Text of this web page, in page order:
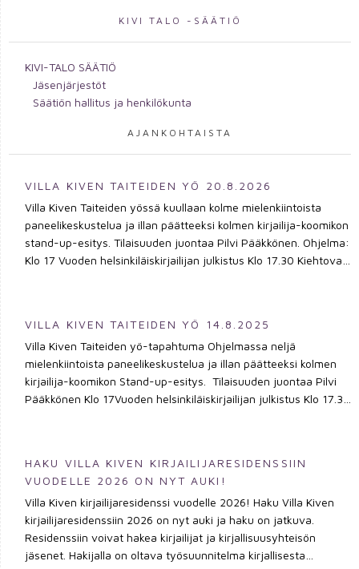
KIVI TALO -SÄÄTIÖ
KIVI-TALO SÄÄTIÖ
Jäsenjärjestöt
Säätiön hallitus ja henkilökunta
AJANKOHTAISTA
VILLA KIVEN TAITEIDEN YÖ 20.8.2026
Villa Kiven Taiteiden yössä kuullaan kolme mielenkiintoista
paneelikeskustelua ja illan päätteeksi kolmen kirjailija-koomikon
stand-up-esitys. Tilaisuuden juontaa Pilvi Pääkkönen. Ohjelma:
Klo 17 Vuoden helsinkiläiskirjailijan julkistus Klo 17.30 Kiehtova
kaunokirjallisuudessa. Haastattelijana Elina Loisa. Klo 18.30
NaturhaveriernaKeskustelu Malin Kivelän kanssa hänen
kirjastaan Naturhaverierna – ihmisen monimutkaisesta
suhteesta luontoon, ilmastotuskasta ja kaipuusta villiin
luontoon. Haastattelija: Aapo Roselius Klo 19.30 Eläinkertojat
molemmat ovat teoksissaan antaneet eläimelle kyvyn puhua
ihmisten kielellä. Haastattelijana Kati-Annika Ansas. Klo 20.30
Stand up!Kirjailija-koomikot Joonas Kallonen, Olavi Koistinen ja
Kaisa Pylkkänen Joonas Kallonen on viestintäammattilainen,
kirjailija ja stand-up koomikko. Hän löytää huumoria arkipäivän
havainnoista, politiikasta ja elämän rivoimmista puolista. Olavi
VILLA KIVEN TAITEIDEN YÖ 14.8.2025
Villa Kiven Taiteiden yö-tapahtuma Ohjelmassa neljä
mielenkiintoista paneelikeskustelua ja illan päätteeksi kolmen
kirjailija-koomikon Stand-up-esitys. Tilaisuuden juontaa Pilvi
Pääkkönen Klo 17Vuoden helsinkiläiskirjailijan julkistus Klo 17.30
Klo 18.30Rajalla Mikä on kirjallisuuden merkitys
yhteiskunnallisten muutosten keskellä, jossa taiteen liikkumatila
on uhattuna? Miten kirjallisuus voisi toimia jopa vastarintana?
Löytyykö vastaus rajalta, kirjailijoilta, jotka ovat sitä tavalla tai
toisella rikkoneet? Keskustelemassa kirjailijat Aino Vähäpesola,
Taneli Viljanen ja Laura Laakso. Haastatteijana Kati-Annika
HAKU VILLA KIVEN KIRJAILIJARESIDENSSIIN
VUODELLE 2026 ON NYT AUKI!
Villa Kiven kirjailijaresidenssi vuodelle 2026! Haku Villa Kiven
kirjailijaresidenssiin 2026 on nyt auki ja haku on jatkuva.
Residenssiin voivat hakea kirjailijat ja kirjallisuusyhteisön
jäsenet. Hakijalla on oltava työsuunnitelma kirjallisesta